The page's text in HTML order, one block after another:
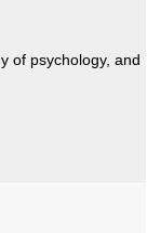
of psychology, and